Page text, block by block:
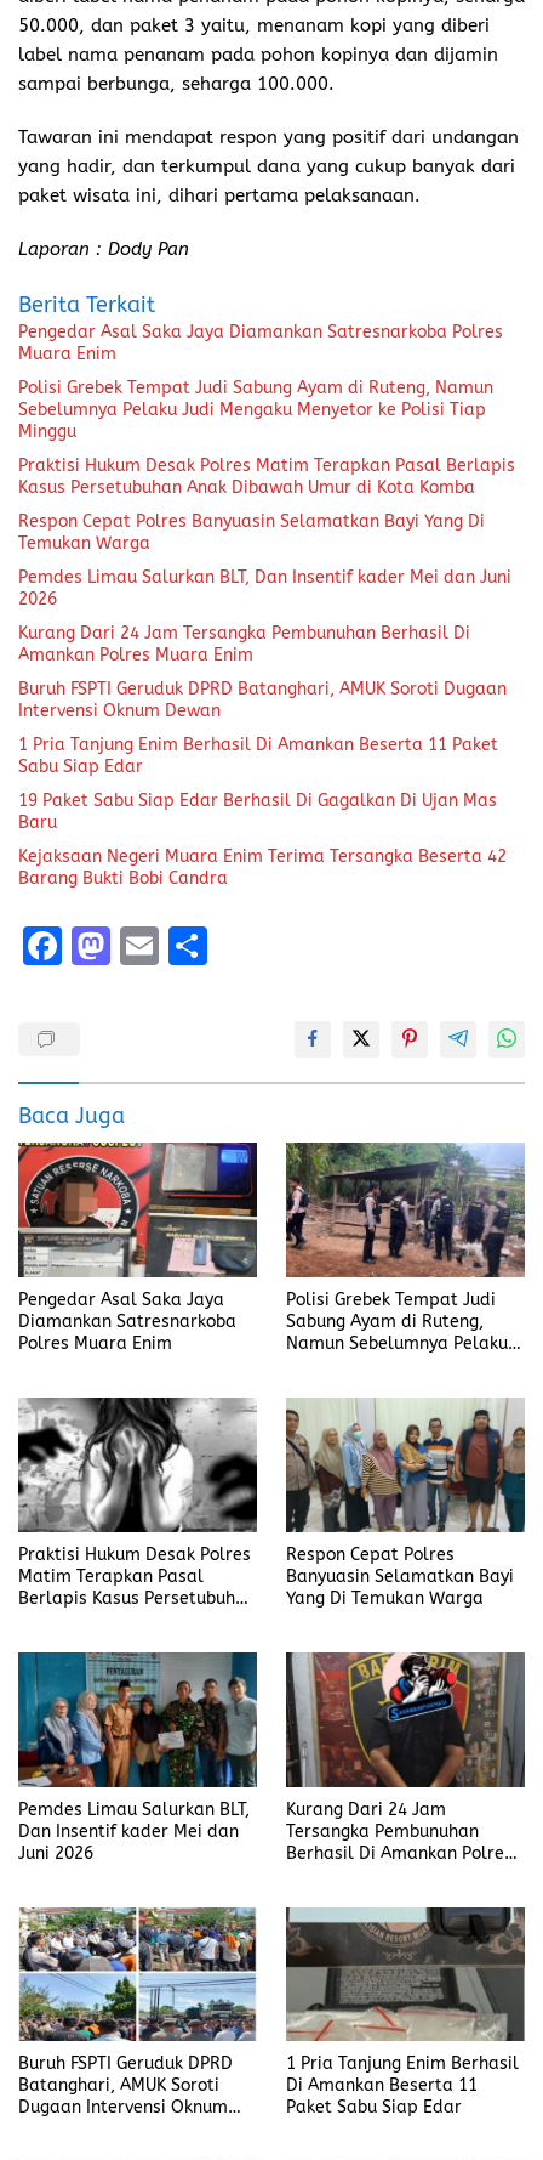
50.000, dan paket 3 yaitu, menanam kopi yang diberi
label nama penanam pada pohon kopinya dan dijamin
sampai berbunga, seharga 100.000.
Tawaran ini mendapat respon yang positif dari undangan
yang hadir, dan terkumpul dana yang cukup banyak dari
paket wisata ini, dihari pertama pelaksanaan.
Laporan : Dody Pan
Berita Terkait
Pengedar Asal Saka Jaya Diamankan Satresnarkoba Polres
Muara Enim
Polisi Grebek Tempat Judi Sabung Ayam di Ruteng, Namun
Sebelumnya Pelaku Judi Mengaku Menyetor ke Polisi Tiap
Minggu
Praktisi Hukum Desak Polres Matim Terapkan Pasal Berlapis
Kasus Persetubuhan Anak Dibawah Umur di Kota Komba
Respon Cepat Polres Banyuasin Selamatkan Bayi Yang Di
Temukan Warga
Pemdes Limau Salurkan BLT, Dan Insentif kader Mei dan Juni
2026
Kurang Dari 24 Jam Tersangka Pembunuhan Berhasil Di
Amankan Polres Muara Enim
Buruh FSPTI Geruduk DPRD Batanghari, AMUK Soroti Dugaan
Intervensi Oknum Dewan
1 Pria Tanjung Enim Berhasil Di Amankan Beserta 11 Paket
Sabu Siap Edar
19 Paket Sabu Siap Edar Berhasil Di Gagalkan Di Ujan Mas
Baru
Kejaksaan Negeri Muara Enim Terima Tersangka Beserta 42
Barang Bukti Bobi Candra
F
o
o
k
M
d
o
n
E
Baca Juga
Pengedar Asal Saka Jaya
Diamankan Satresnarkoba
Polres Muara Enim
Polisi Grebek Tempat Judi
Sabung Ayam di Ruteng,
Namun Sebelumnya Pelaku
Praktisi Hukum Desak Polres
Matim Terapkan Pasal
Berlapis Kasus Persetubuhan
Respon Cepat Polres
Banyuasin Selamatkan Bayi
Yang Di Temukan Warga
Pemdes Limau Salurkan BLT,
Dan Insentif kader Mei dan
Juni 2026
Kurang Dari 24 Jam
Tersangka Pembunuhan
Berhasil Di Amankan Polres
Buruh FSPTI Geruduk DPRD
Batanghari, AMUK Soroti
Dugaan Intervensi Oknum
1 Pria Tanjung Enim Berhasil
Di Amankan Beserta 11
Paket Sabu Siap Edar